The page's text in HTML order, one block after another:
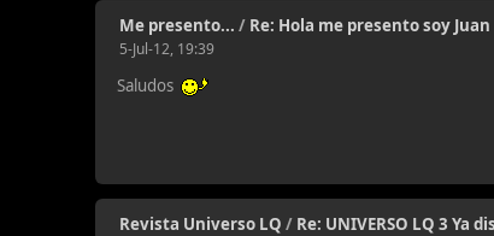
Me presento... / Re: Hola me presento soy Juan
5-Jul-12, 19:39
Saludos
Revista Universo LQ / Re: UNIVERSO LQ 3 Ya